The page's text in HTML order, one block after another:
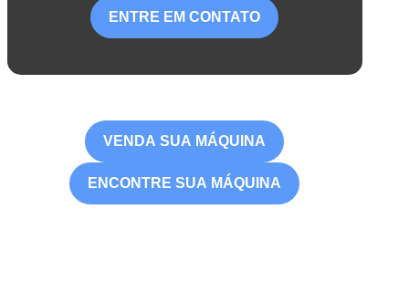
ENTRE EM CONTATO
VENDA SUA MÁQUINA
ENCONTRE SUA MÁQUINA